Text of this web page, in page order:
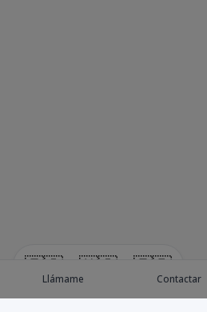
🇪🇸 🇺🇸 🇫🇷
Llámame Contactar